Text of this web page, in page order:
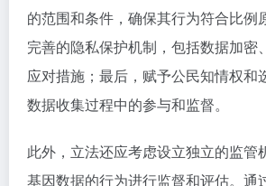
的范围和条件，确保其行为符合比例
完善的隐私保护机制，包括数据加密
应对措施；最后，赋予公民知情权和
数据收集过程中的参与和监督。
此外，立法还应考虑设立独立的监管
基因数据的行为进行监督和评估。通